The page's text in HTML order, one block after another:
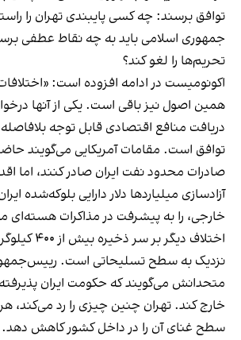
توافق برسند: چه کسی پایبندی تهران را
جمهوری اسلامی باید به چه نقاط عطفی برسد
تحریم‌ها را لغو کند؟
اکونومیست در ادامه افزوده است:
همین اصول نیز باقی است. یکی از آنها
دریافت منافع اقتصادی قابل توجه
توافق است. مقامات آمریکایی می‌گویند
صادرات محدود نفت ایران صادر کنند، اما
آزادسازی میلیاردها دلار دارایی بلوکه‌شده
خارجی، را به پیشرفت در مذاکرات هسته‌ای
اختلاف دیگر
نزدیک به سطح تسلیحاتی است.
متحدانش می‌گویند که حکومت ایران پذیرفته
خارج کند. تهران چنین چیزی را رد می‌کند،
سطح غنای آن را در داخل کشور کاهش دهد.